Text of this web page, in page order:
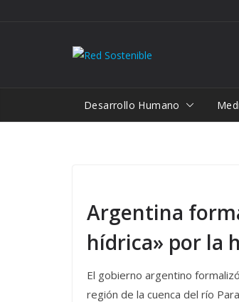
Desarrollo Humano
Argentina
hídrica» por la
El gobierno argentino
región de la cuenca del río